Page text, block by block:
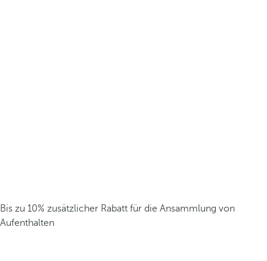
Bis zu 10% zusätzlicher Rabatt für die Ansammlung von
Aufenthalten